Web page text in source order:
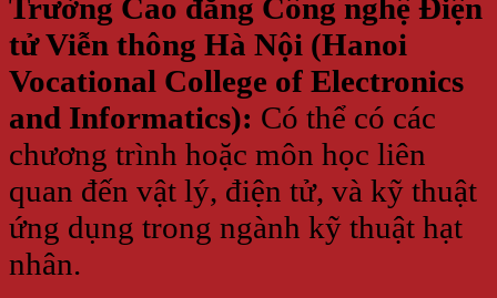
Trường Cao đẳng Công nghệ Điện
tử Viễn thông Hà Nội (Hanoi
Vocational College of Electronics
and Informatics): Có thể có các
chương trình hoặc môn học liên
quan đến vật lý, điện tử, và kỹ thuật
ứng dụng trong ngành kỹ thuật hạt
nhân.